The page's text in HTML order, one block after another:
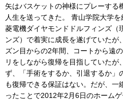
矢はバスケットの神様にプレーする
人生を送ってきた。 青山学院大学
菱電機ダイヤモンドドルフィンズ（
ンズ）で着実に成長を遂げていたが
ズン目からの2年間、コートから遠
リをしながら復帰を目指していた
ず、「手術をするか、引退するか」
も復帰できる保証はない。だが、一
ったことで2012年2月6日のホーム